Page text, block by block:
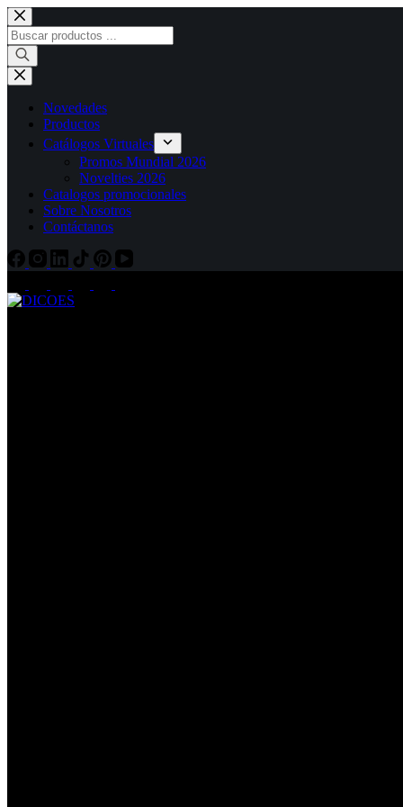
Saltar
al
contenido
Búsqueda
de
productos
Novedades
Productos
Catálogos Virtuales
Promos Mundial 2026
Novelties 2026
Catalogos promocionales
Sobre Nosotros
Contáctanos